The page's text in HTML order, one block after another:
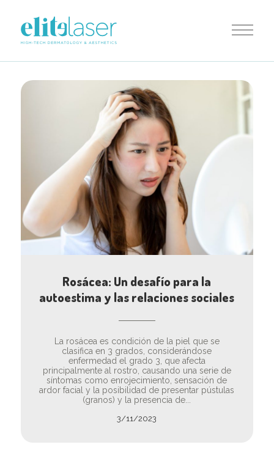
Rosácea: Un desafío para la
autoestima y las relaciones sociales
La rosácea es condición de la piel que se
clasifica en 3 grados, considerándose
enfermedad el grado 3, que afecta
principalmente al rostro, causando una serie de
síntomas como enrojecimiento, sensación de
ardor facial y la posibilidad de presentar pústulas
(granos) y la presencia de...
3/11/2023